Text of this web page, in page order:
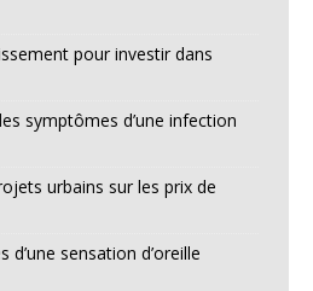
pour investir dans
symptômes d’une infection
urbains sur les prix de
d’une sensation d’oreille